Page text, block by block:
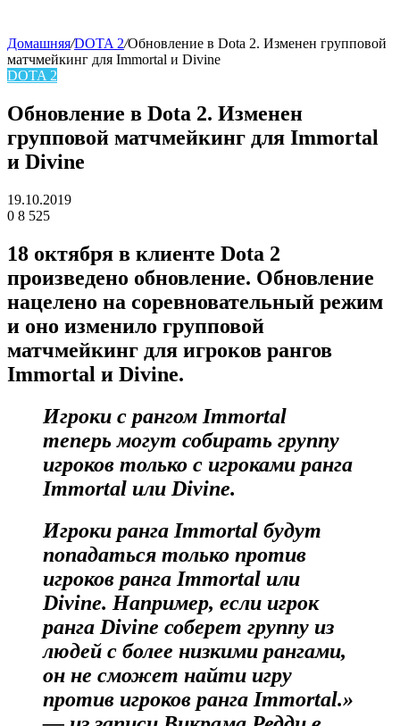
skin
Домашняя/DOTA 2/Обновление в Dota 2. Изменен групповой
матчмейкинг для Immortal и Divine
DOTA 2
Обновление в Dota 2. Изменен
групповой матчмейкинг для Immortal
и Divine
19.10.2019
0 8 525
18 октября в клиенте Dota 2
произведено обновление. Обновление
нацелено на соревновательный режим
и оно изменило групповой
матчмейкинг для игроков рангов
Immortal и Divine.
Игроки с рангом Immortal
теперь могут собирать группу
игроков только с игроками ранга
Immortal или Divine.
Игроки ранга Immortal будут
попадаться только против
игроков ранга Immortal или
Divine. Например, если игрок
ранга Divine соберет группу из
людей с более низкими рангами,
он не сможет найти игру
против игроков ранга Immortal.»